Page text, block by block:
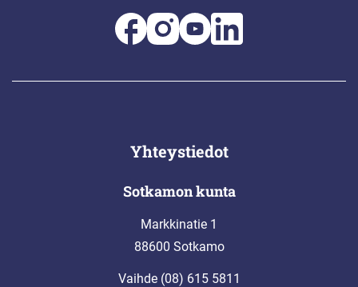
Yhteystiedot
Sotkamon kunta
Markkinatie 1
88600 Sotkamo
Vaihde (08) 615 5811